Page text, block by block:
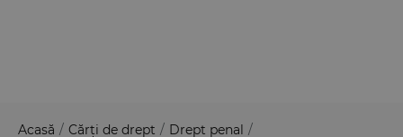
Acasă / Cărți de drept / Drept penal /